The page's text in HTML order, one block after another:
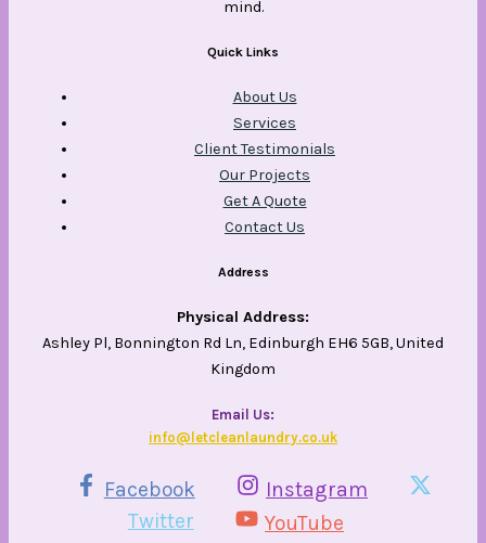
mind.
Quick Links
About Us
Services
Client Testimonials
Our Projects
Get A Quote
Contact Us
Address
Physical Address:
Ashley Pl, Bonnington Rd Ln, Edinburgh EH6 5GB, United
Kingdom
Email Us​:
info@letcleanlaundry.co.uk
Facebook
Instagram
Twitter
YouTube